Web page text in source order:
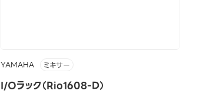
YAMAHA ミキサー
I/Oラック（Rio1608-D）